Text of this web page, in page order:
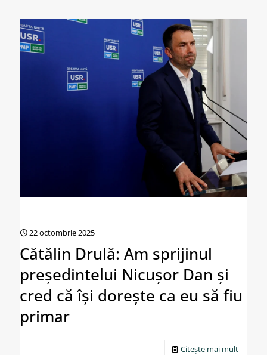
22 octombrie 2025
Cătălin Drulă: Am sprijinul
preşedintelui Nicuşor Dan şi
cred că îşi doreşte ca eu să fiu
primar
Citește mai mult